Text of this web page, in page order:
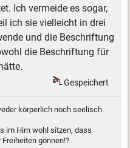
Ich vermeide es sogar,
ich sie vielleicht in drei
und die Beschriftung
die Beschriftung für
Gespeichert
körperlich noch seelisch
im Hirn wohl sitzen, dass
gönnen!?